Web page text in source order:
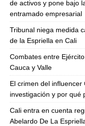
de activos y pone bajo
entramado empresarial
Tribunal niega medida
de la Espriella en Cali
Combates entre
Cauca y Valle
El crimen del
investigación y por qué
Cali entra en cuenta
Abelardo De La